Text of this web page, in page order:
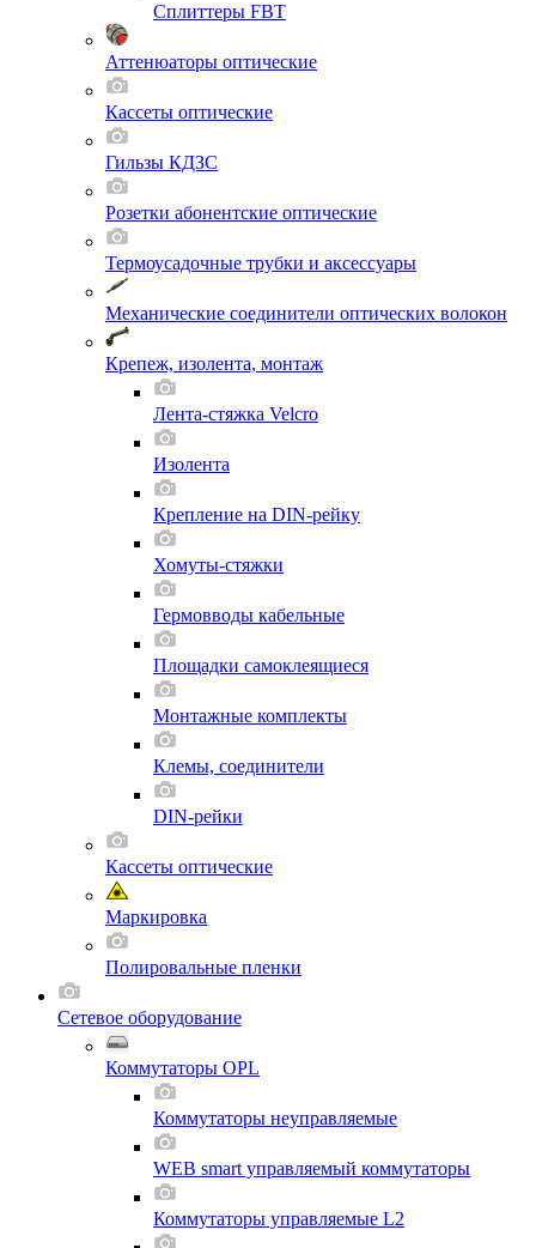
Сплиттеры FBT
Аттенюаторы оптические
Кассеты оптические
Гильзы КДЗС
Розетки абонентские оптические
Термоусадочные трубки и аксессуары
Механические соединители оптических волокон
Крепеж, изолента, монтаж
Лента-стяжка Velcro
Изолента
Крепление на DIN-рейку
Хомуты-стяжки
Гермовводы кабельные
Площадки самоклеящиеся
Монтажные комплекты
Клемы, соединители
DIN-рейки
Кассеты оптические
Маркировка
Полировальные пленки
Сетевое оборудование
Коммутаторы OPL
Коммутаторы неуправляемые
WEB smart управляемый коммутаторы
Коммутаторы управляемые L2